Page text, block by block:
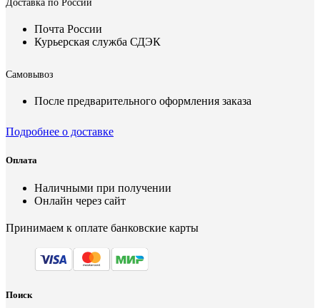
Доставка по России
Почта России
Курьерская служба СДЭК
Самовывоз
После предварительного оформления заказа
Подробнее о доставке
Оплата
Наличными при получении
Онлайн через сайт
Принимаем к оплате банковские карты
Поиск